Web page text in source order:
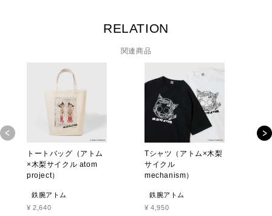
RELATION
関連商品
トートバッグ（アトム
×木梨サイクル atom
project）
鉄腕アトム
¥ 2,640
Tシャツ（アトム×木梨
サイクル
mechanism）
鉄腕アトム
¥ 4,950